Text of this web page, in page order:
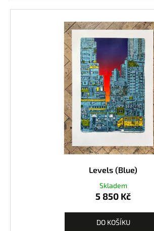
Levels (Blue)
Skladem
5 850 Kč
DO KOŠÍKU